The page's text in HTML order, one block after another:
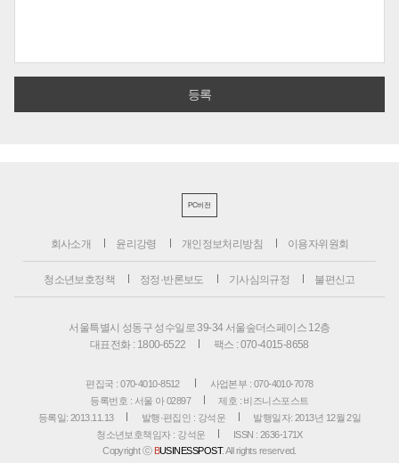
PC버전
회사소개 윤리강령 개인정보처리방침 이용자위원회
청소년보호정책 정정·반론보도 기사심의규정 불편신고
서울특별시 성동구 성수일로 39-34 서울숲더스페이스 12층
대표전화 : 1800-6522
팩스 : 070-4015-8658
편집국 : 070-4010-8512
사업본부 : 070-4010-7078
등록번호 : 서울 아 02897
제호 : 비즈니스포스트
등록일: 2013.11.13
발행·편집인 : 강석운
발행일자: 2013년 12월 2일
청소년보호책임자 : 강석운
ISSN : 2636-171X
Copyright ⓒ BUSINESSPOST. All rights reserved.